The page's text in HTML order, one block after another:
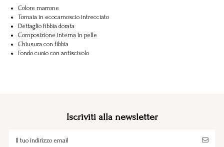
Colore marrone
Tomaia in ecocamoscio intrecciato
Dettaglio fibbia dorata
Composizione interna in pelle
Chiusura con fibbia
Fondo cuoio con antiscivolo
Iscriviti alla newsletter